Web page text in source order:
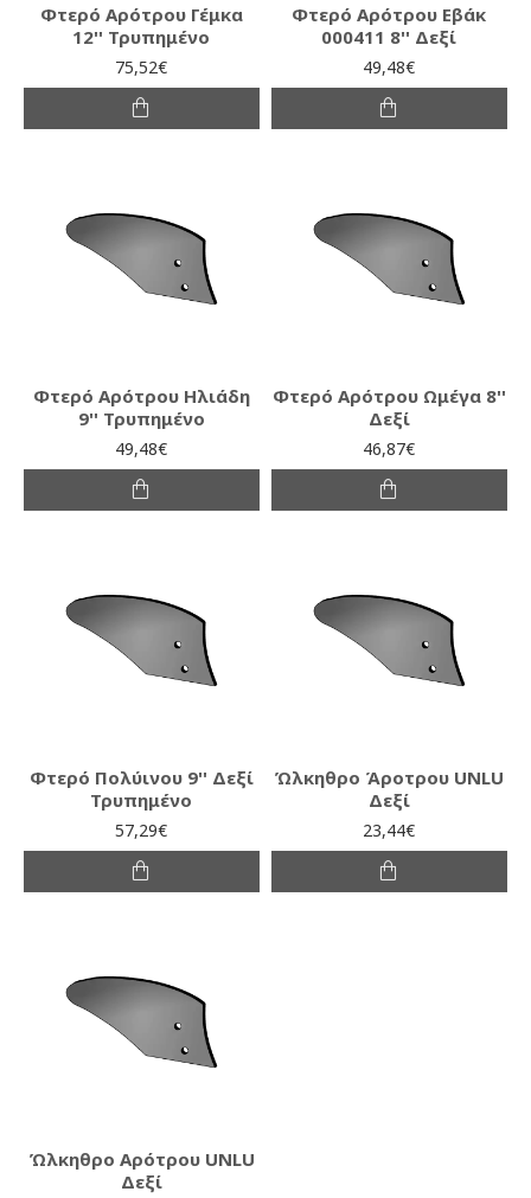
Φτερό Αρότρου Γέμκα
12'' Τρυπημένο
75,52€
Φτερό Αρότρου Εβάκ
000411 8'' Δεξί
49,48€
Φτερό Αρότρου Ηλιάδη
9'' Τρυπημένο
49,48€
Φτερό Αρότρου Ωμέγα 8''
Δεξί
46,87€
Φτερό Πολύινου 9'' Δεξί
Τρυπημένο
57,29€
Ώλκηθρο Άροτρου UNLU
Δεξί
23,44€
Ώλκηθρο Αρότρου UNLU
Δεξί